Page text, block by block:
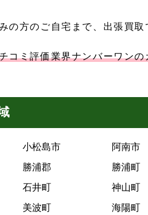
の方のご自宅まで、出張買取
コミ評価業界ナンバーワン
小松島市 阿南市
勝浦郡 勝浦町
石井町 神山町
美波町 海陽町